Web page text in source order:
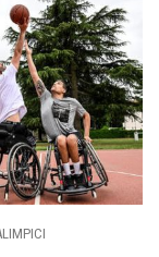
CALCIO